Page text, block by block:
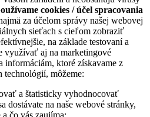
cookies / účel spracovania
za účelom správy našej webovej
sieťach s cieľom zobraziť
na základe testovaní a
využívať aj na marketingové
informáciám, ktoré získavame z
technológií, môžeme:
a štatisticky vyhodnocovať
dostávate na naše webové stránky,